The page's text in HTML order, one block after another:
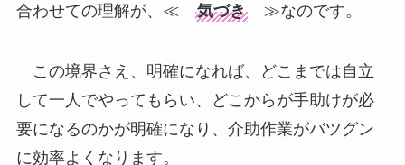
合わせての理解が、≪ 気づき≫なのです。
この境界さえ、明確になれば、どこまでは自立
して一人でやってもらい、どこからが手助けが必
要になるのかが明確になり、介助作業がバツグン
に効率よくなります。